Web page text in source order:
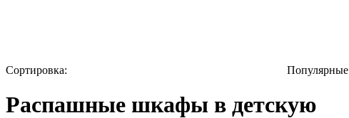
Сортировка: Популярные
Распашные шкафы в детскую